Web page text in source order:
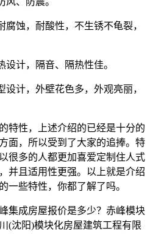
腐蚀，耐酸性，不生锈不龟裂，
设计，隔音、隔热性佳。
设计，外壁花色多，外观亮丽，
特性，上述介绍的已经是十分的
面，所以受到了大家的追捧。特
很多的人都更加喜爱定制住人式
并且适用性更强。以上就是介绍
一些特性，你都了解了吗。
集成房屋报价是多少？赤峰模块
(沈阳)模块化房屋建筑工程有限